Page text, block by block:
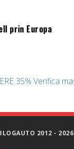
prin Europa
2012 - 2026